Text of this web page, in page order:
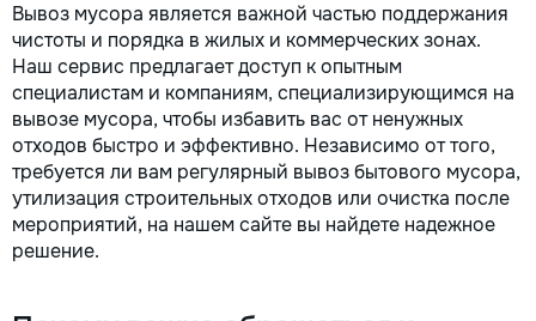
Вывоз мусора является важной частью поддержания
чистоты и порядка в жилых и коммерческих зонах.
Наш сервис предлагает доступ к опытным
специалистам и компаниям, специализирующимся на
вывозе мусора, чтобы избавить вас от ненужных
отходов быстро и эффективно. Независимо от того,
требуется ли вам регулярный вывоз бытового мусора,
утилизация строительных отходов или очистка после
мероприятий, на нашем сайте вы найдете надежное
решение.